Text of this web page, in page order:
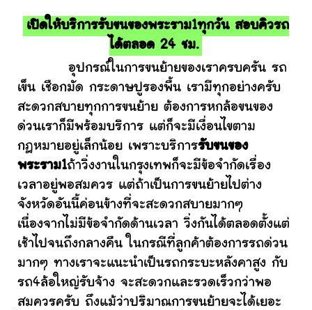
เปิดให้บริการรับขนของพระราม1ทุกวัน สอบคิวรถ
ได้ตลอด 24 ชม.
อุปกรณ์ในการขนย้ายของเราครบครัน รถ
เข็น เชือกมัด กระดาษปูรองพื้น เรามีทุกอย่างครับ
สะดวกสบายทุกการขนย้าย ต้องการหกล้อขนของ
ด่วนเราก็มีพร้อมบริการ แต่ก็จะมีเงื่อนไขตาม
กฎหมายอยู่เล็กน้อย เพราะบริการรับขนของ
พระราม1ถ้าวิ่งงานในกรุงเทพก็จะมีข้อจำกัดเรื่อง
เวลาอยู่พอสมควร แต่ถ้าเป็นการขนย้ายไปต่าง
จังหวัดอันนี้ค่อนข้างที่จะสะดวกสบายมากๆ
เนื่องจากไม่มีข้อจำกัดด้านเวลา วิ่งกันได้ตลอดตั้งแต่
เช้าไปจนถึงกลางคืน ในกรณีที่ลูกค้าต้องการรถด่วน
มากๆ ทางเราจะแนะนำเป็นรถกระบะหลังคาสูง กับ
รถ4ล้อใหญ่รับจ้าง จะสะดวกและรวดเร็วกว่าพอ
สมควรครับ ถึงแม้ว่าปริมาณการขนย้ายจะได้เยอะ